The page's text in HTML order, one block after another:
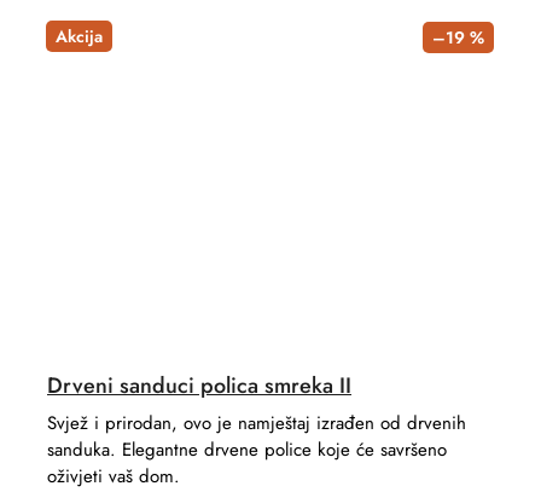
Akcija –19 %
Drveni sanduci polica smreka II
Svjež i prirodan, ovo je namještaj izrađen od drvenih
sanduka. Elegantne drvene police koje će savršeno
oživjeti vaš dom.